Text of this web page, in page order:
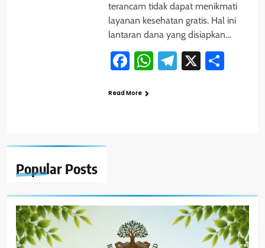
Popular Posts
terancam tidak dapat menikmati
layanan kesehatan gratis. Hal ini
lantaran dana yang disiapkan…
Facebook
WhatsApp
Telegram
X
Read More